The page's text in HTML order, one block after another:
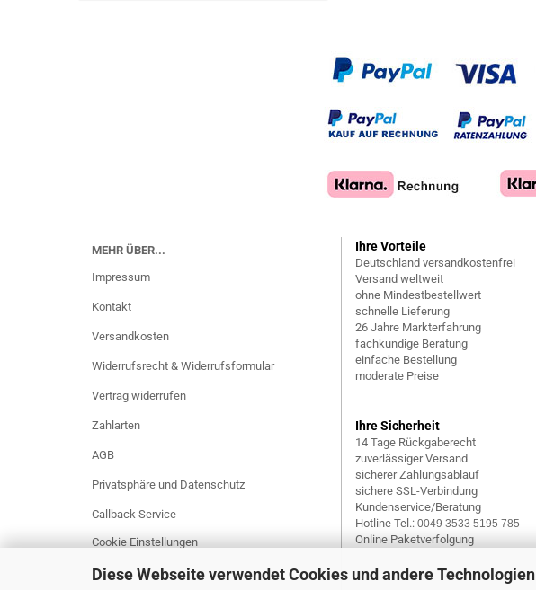
Diese Webseite verwendet Cookies und andere Technologien
MEHR ÜBER...
Impressum
Kontakt
Versandkosten
Widerrufsrecht & Widerrufsformular
Vertrag widerrufen
Zahlarten
AGB
Privatsphäre und Datenschutz
Callback Service
Cookie Einstellungen
Ihre Vorteile
Deutschland versandkostenfrei
Versand weltweit
ohne Mindestbestellwert
schnelle Lieferung
26 Jahre Markterfahrung
fachkundige Beratung
einfache Bestellung
moderate Preise
Ihre Sicherheit
14 Tage Rückgaberecht
zuverlässiger Versand
sicherer Zahlungsablauf
sichere SSL-Verbindung
Kundenservice/Beratung
Hotline Tel.: 0049 3533 5195 785
Online Paketverfolgung